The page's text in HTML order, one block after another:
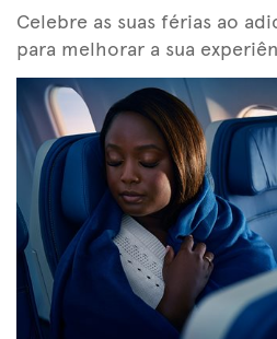
Celebre as suas férias ao
para melhorar a sua